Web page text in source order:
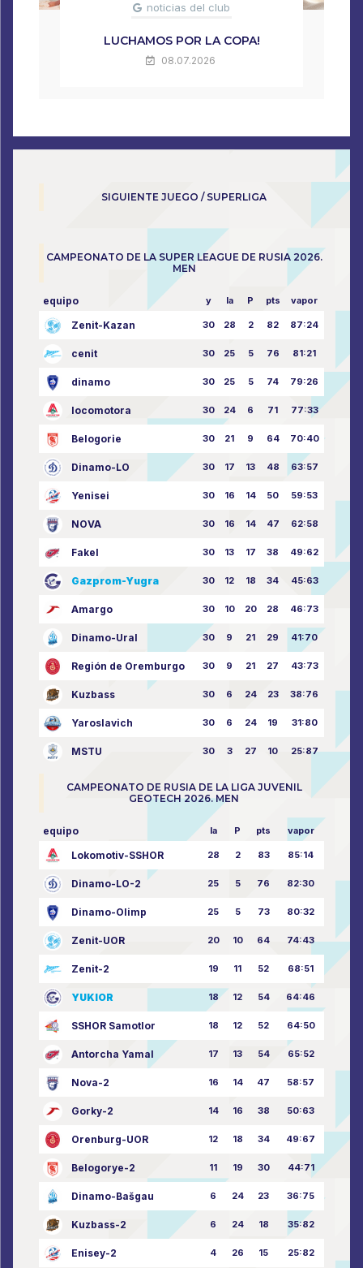
noticias del club
LUCHAMOS POR LA COPA!
08.07.2026
SIGUIENTE JUEGO / SUPERLIGA
CAMPEONATO DE LA SUPER LEAGUE DE RUSIA 2026.
MEN
equipo y la P pts vapor
Zenit-Kazan 30 28 2 82 87:24
cenit 30 25 5 76 81:21
dinamo 30 25 5 74 79:26
locomotora 30 24 6 71 77:33
Belogorie 30 21 9 64 70:40
Dinamo-LO 30 17 13 48 63:57
Yenisei 30 16 14 50 59:53
NOVA 30 16 14 47 62:58
Fakel 30 13 17 38 49:62
Gazprom-Yugra 30 12 18 34 45:63
Amargo 30 10 20 28 46:73
Dinamo-Ural 30 9 21 29 41:70
Región de Oremburgo 30 9 21 27 43:73
Kuzbass 30 6 24 23 38:76
Yaroslavich 30 6 24 19 31:80
MSTU 30 3 27 10 25:87
CAMPEONATO DE RUSIA DE LA LIGA JUVENIL
GEOTECH 2026. MEN
equipo la P pts vapor
Lokomotiv-SSHOR 28 2 83 85:14
Dinamo-LO-2 25 5 76 82:30
Dinamo-Olimp 25 5 73 80:32
Zenit-UOR 20 10 64 74:43
Zenit-2 19 11 52 68:51
YUKIOR 18 12 54 64:46
SSHOR Samotlor 18 12 52 64:50
Antorcha Yamal 17 13 54 65:52
Nova-2 16 14 47 58:57
Gorky-2 14 16 38 50:63
Orenburg-UOR 12 18 34 49:67
Belogorye-2 11 19 30 44:71
Dinamo-Bašgau 6 24 23 36:75
Kuzbass-2 6 24 18 35:82
Enisey-2 4 26 15 25:82